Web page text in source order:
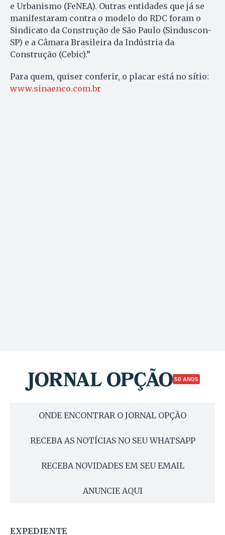
e Urbanismo (FeNEA). Outras entidades que já se
manifestaram contra o modelo do RDC foram o
Sindicato da Cons­trução de São Paulo (Sinduscon-
SP) e a Câmara Brasileira da Indústria da
Construção (Cebic).”
Para quem, quiser conferir, o placar está no sítio:
www.sinaenco.com.br
50 ANOS
ONDE ENCONTRAR O JORNAL OPÇÃO
RECEBA AS NOTÍCIAS NO SEU WHATSAPP
RECEBA NOVIDADES EM SEU EMAIL
ANUNCIE AQUI
EXPEDIENTE